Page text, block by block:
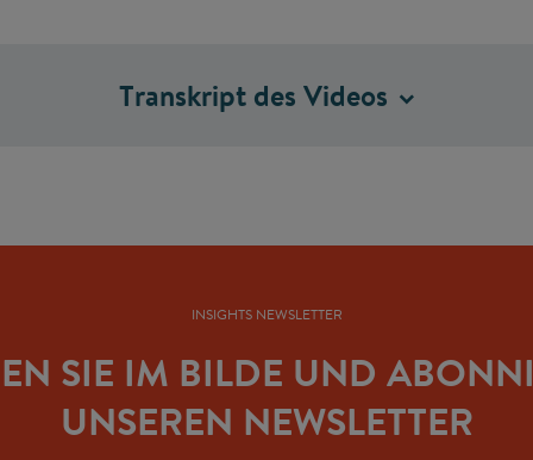
Transkript des Videos
INSIGHTS NEWSLETTER
SIE IM BILDE UND
UNSEREN NEWSLETTER